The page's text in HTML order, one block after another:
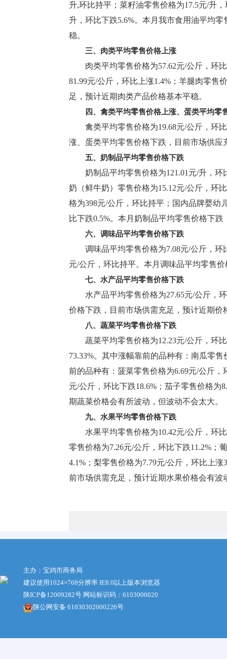
升,环比持平；菜籽油零售价格为17.5元/升
升，环比下跌5.6%。本月我市食用油平均
稳。
三、肉类平均零售价格上涨
肉类平均零售价格为57.62元/公斤，环
81.99元/公斤，环比上涨1.4%；羊腿肉零售
足，预计近期肉类产品价格基本平稳。
四、禽类平均零售价格上涨、蛋类平均零
禽类平均零售价格为19.68元/公斤，环
涨、蛋类平均零售价格下跌，目前市场供
五、奶制品平均零售价格下跌
奶制品平均零售价格为121.01元/升，
奶（鲜牛奶）零售价格为15.12元/公斤，环
格为398元/公斤，环比持平；国内品牌婴幼
比下跌0.5%。本月奶制品平均零售价格下
六、调味品平均零售价格下跌
调味品平均零售价格为7.08元/公斤，环
元/公斤，环比持平。本月调味品平均零售
七、水产品平均零售价格下跌
水产品平均零售价格为27.65元/公斤，
价格下跌，目前市场供需充足，预计近期价
八、蔬菜平均零售价格下跌
蔬菜平均零售价格为12.23元/公斤，环
73.33%。其中涨幅靠前的品种有：南瓜零
前的品种有：菠菜零售价格为6.69元/公斤，
元/公斤，环比下跌18.6%；茄子零售价格
期蔬菜价格会有所波动，但波动不会太大。
九、水果平均零售价格下跌
水果平均零售价格为10.42元/公斤，环
零售价格为7.26元/公斤，环比下跌11.2%；
4.1%；梨零售价格为7.79元/公斤，环比上
前市场供需充足，预计近期水果价格会有波
主办：宝鸡市商务局
建议使用1024×768分辨率 IE8.0以上版本浏览器
陕ICP备12009282号 网站标识码：6103000020
陕公网安备 61030302000226号